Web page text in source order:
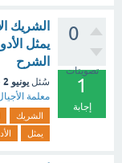
0
تصويتات
1
إجابة
الشريك
يمثل
الشرح
سُئل يونيو 2
معلمة
الشريك
يمثل